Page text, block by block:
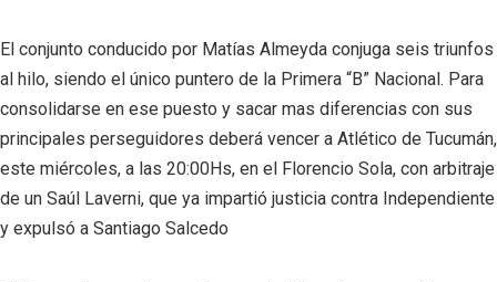
El conjunto conducido por Matías Almeyda conjuga seis triunfos
al hilo, siendo el único puntero de la Primera “B” Nacional. Para
consolidarse en ese puesto y sacar mas diferencias con sus
principales perseguidores deberá vencer a Atlético de Tucumán,
este miércoles, a las 20:00Hs, en el Florencio Sola, con arbitraje
de un Saúl Laverni, que ya impartió justicia contra Independiente
y expulsó a Santiago Salcedo